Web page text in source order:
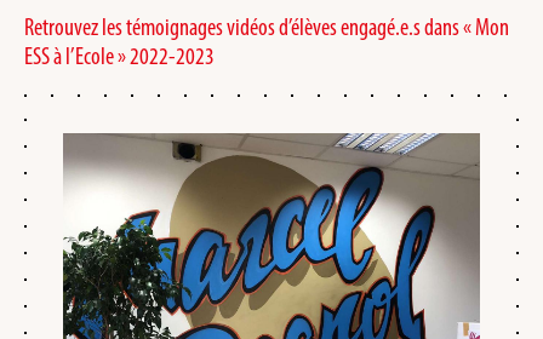
Retrouvez les témoignages vidéos d’élèves engagé.e.s dans « Mon
ESS à l’Ecole » 2022-2023